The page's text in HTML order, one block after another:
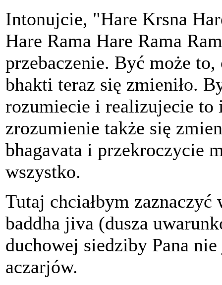
Intonujcie, "Hare Krsna
Hare Rama Hare Rama
przebaczenie. Być może
bhakti teraz się zmieniło.
rozumiecie i realizujecie to
zrozumienie także się
bhagavata i przekroczycie
wszystko.
Tutaj chciałbym
baddha jiva (dusza
duchowej siedziby Pana
aczarjów.